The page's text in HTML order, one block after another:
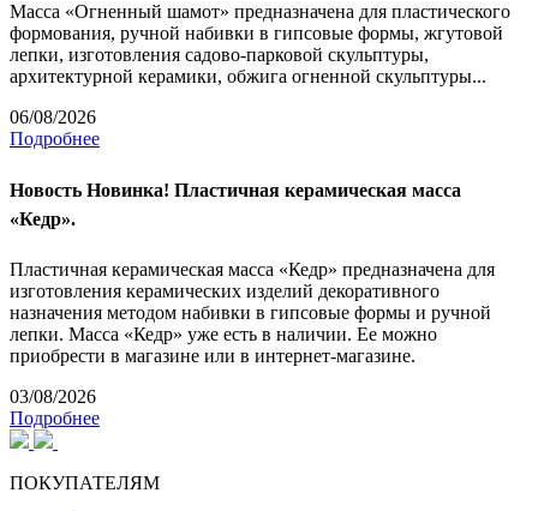
Масса «Огненный шамот» предназначена для пластического
формования, ручной набивки в гипсовые формы, жгутовой
лепки, изготовления садово-парковой скульптуры,
архитектурной керамики, обжига огненной скульптуры...
06/08/2026
Подробнее
Новость Новинка! Пластичная керамическая масса
«Кедр».
Пластичная керамическая масса «Кедр» предназначена для
изготовления керамических изделий декоративного
назначения методом набивки в гипсовые формы и ручной
лепки. Масса «Кедр» уже есть в наличии. Ее можно
приобрести в магазине или в интернет-магазине.
03/08/2026
Подробнее
ПОКУПАТЕЛЯМ